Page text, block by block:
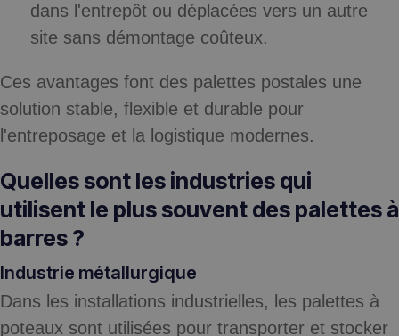
dans l'entrepôt ou déplacées vers un autre
site sans démontage coûteux.
Ces avantages font des palettes postales une
solution stable, flexible et durable pour
l'entreposage et la logistique modernes.
Quelles sont les industries qui
utilisent le plus souvent des palettes à
barres ?
Industrie métallurgique
Dans les installations industrielles, les palettes à
poteaux sont utilisées pour transporter et stocker